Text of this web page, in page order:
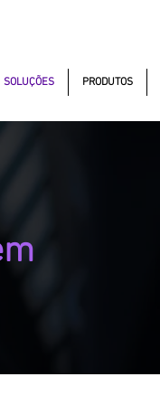
SOLUÇÕES PRODUTOS